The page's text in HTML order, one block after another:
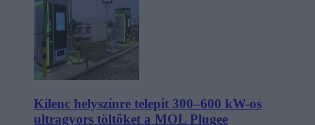
Kilenc helyszínre telepít 300–600 kW-os
ultragyors töltőket a MOL Plugee